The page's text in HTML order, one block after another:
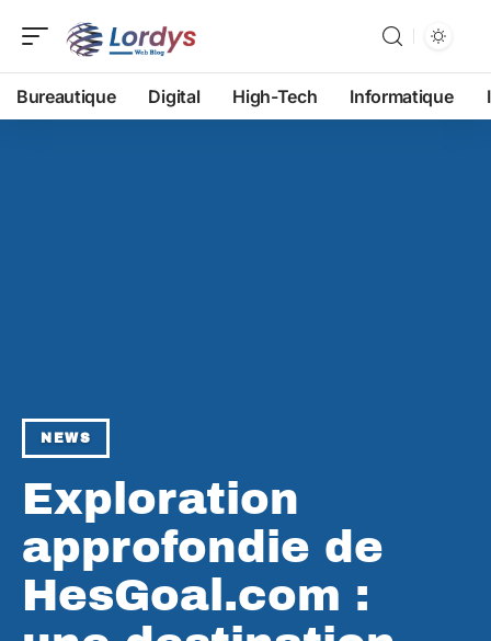
Bureautique Digital High-Tech Informatique
NEWS
Exploration
approfondie de
HesGoal.com :